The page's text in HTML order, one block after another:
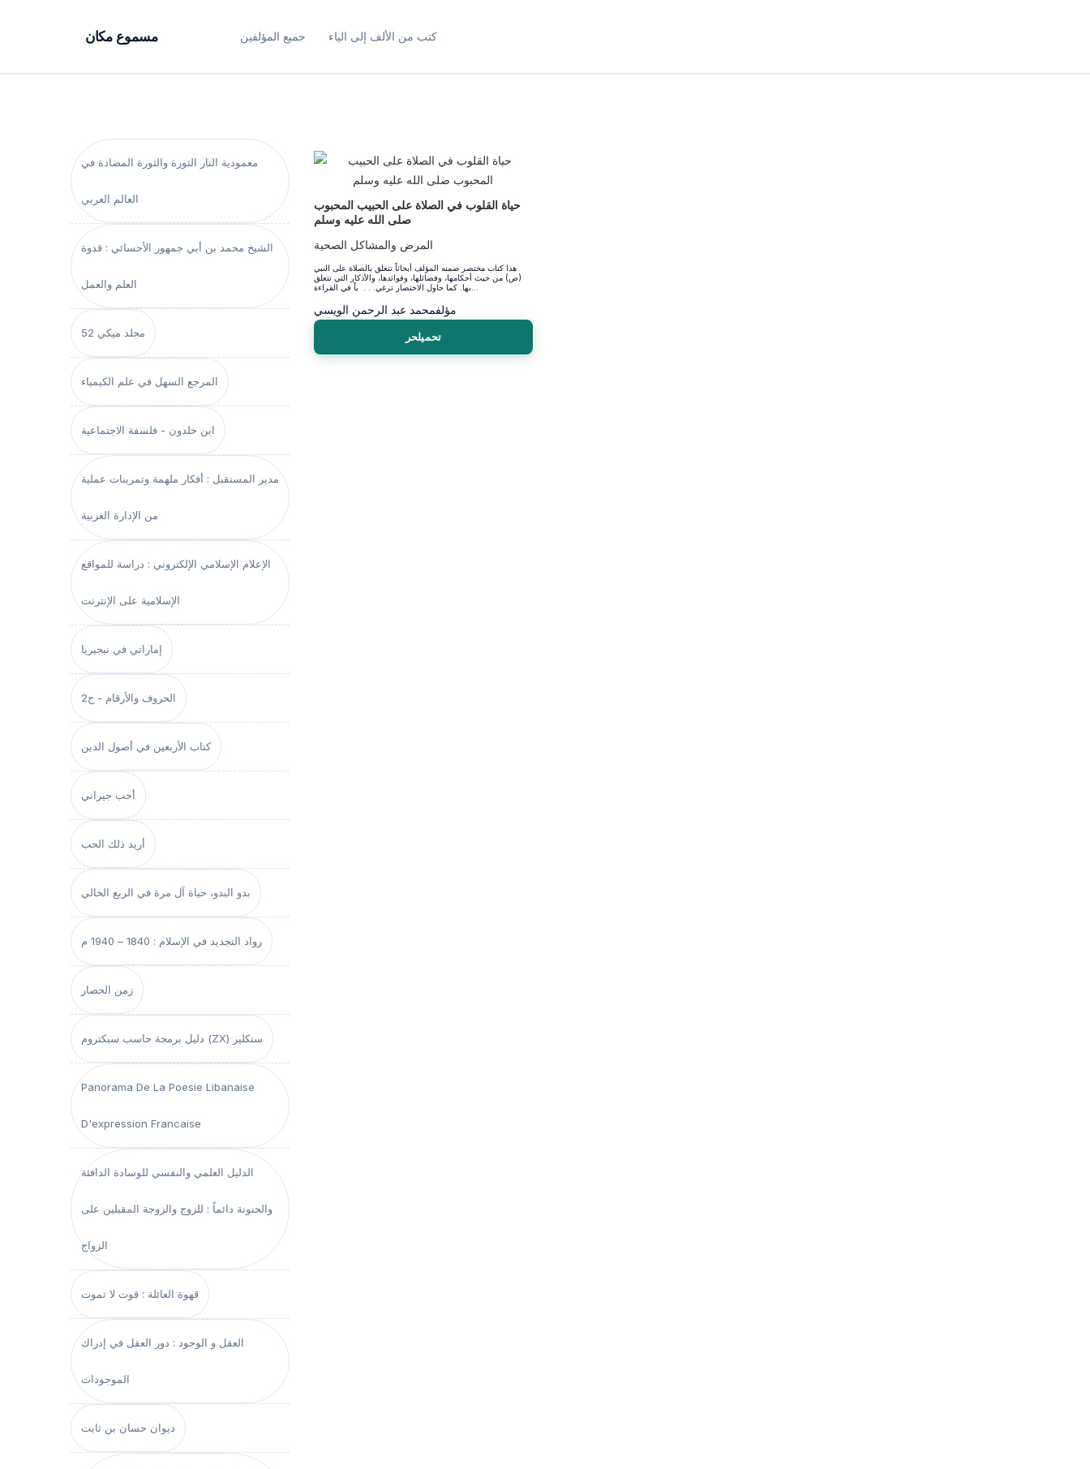
مسموع مكان جميع المؤلفين كتب من الألف إلى الياء
معمودية النار الثورة والثورة المضادة في
العالم العربي
الشيخ محمد بن أبي جمهور الأحسائي : قدوة
العلم والعمل
مجلد ميكي 52
المرجع السهل في علم الكيمياء
ابن خلدون - فلسفة الاجتماعية
مدير المستقبل : أفكار ملهمة وتمرينات عملية
من الإدارة الغربية
الإعلام الإسلامي الإلكتروني : دراسة للمواقع
الإسلامية على الإنترنت
إماراتي في نيجيريا
الحروف والأرقام - ج2
كتاب الأربعين في أصول الدين
أحب جيراني
أريد ذلك الحب
بدو البدو، حياة آل مرة في الربع الخالي
رواد التجديد في الإسلام : 1840 – 1940 م
زمن الحصار
دليل برمجة حاسب سبكتروم (ZX) سنكلير
Panorama De La Poesie Libanaise
D'expression Francaise
الدليل العلمي والنفسي للوسادة الدافئة
والحنونة دائماً : للزوج والزوجة المقبلين على
الزواج
قهوة العائلة : قوت لا تموت
العقل و الوجود : دور العقل في إدراك
الموجودات
ديوان حسان بن ثابت
حياة القلوب في الصلاة على الحبيب المحبوب
صلى الله عليه وسلم
المرض والمشاكل الصحية
هذا كتاب مختصر ضمنه المؤلف أبحاثاً تتعلق بالصلاة على النبي
(ص) من حيث أحكامها، وفضائلها، وفوائدها، والأذكار التي تتعلق
مؤلفمحمد عبد الرحمن الويسي
تحميلحر